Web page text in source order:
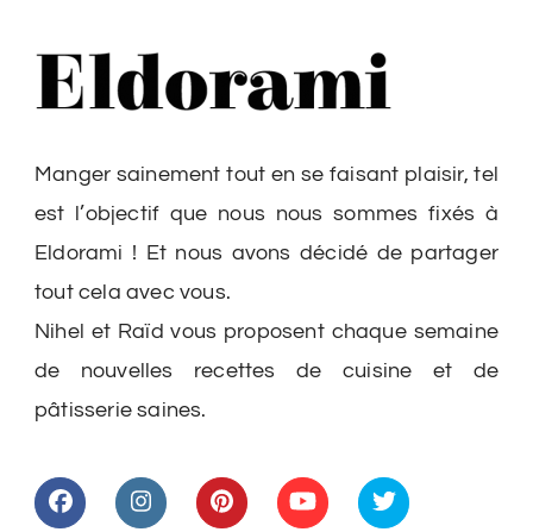
Manger sainement tout en se faisant plaisir, tel
est l’objectif que nous nous sommes fixés à
Eldorami ! Et nous avons décidé de partager
tout cela avec vous.
Nihel et Raïd vous proposent chaque semaine
de nouvelles recettes de cuisine et de
pâtisserie saines.